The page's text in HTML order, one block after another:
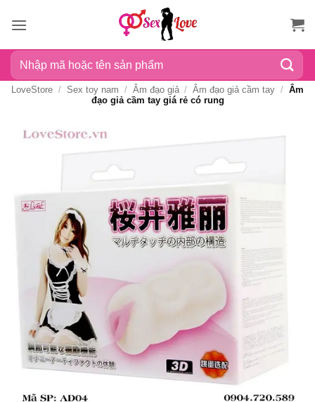
qua
dung
Tìm
kiếm:
LoveStore / Sex toy nam / Âm đạo giả / Âm đạo giả cầm tay / Âm
đạo giả cầm tay giá rẻ có rung